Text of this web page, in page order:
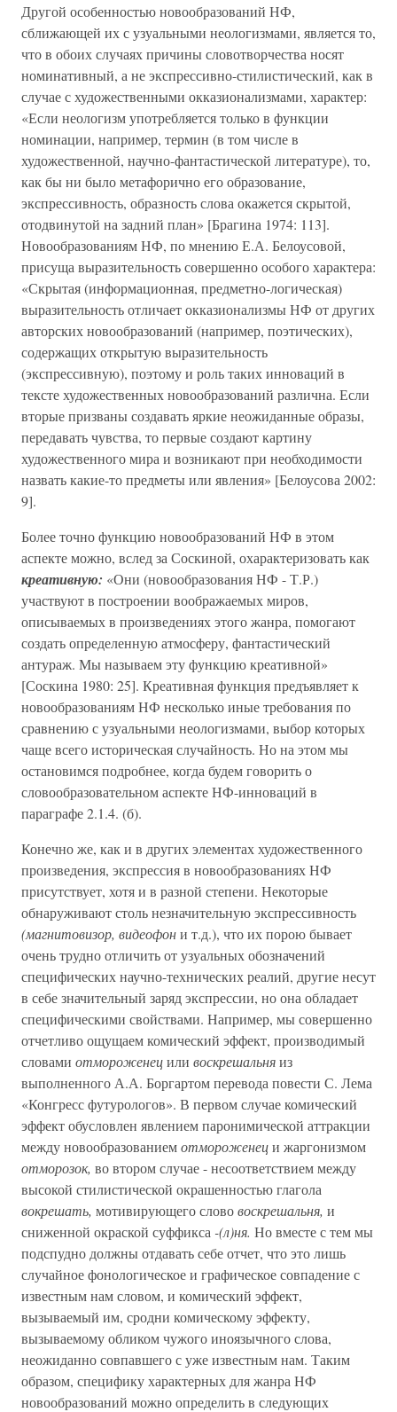
Другой особенностью новообразований НФ,
сближающей их с узуальными неологизмами, является то,
что в обоих случаях причины словотворчества носят
номинативный, а не экспрессивно-стилистический, как в
случае с художественными окказионализмами, характер:
«Если неологизм употребляется только в функции
номинации, например, термин (в том числе в
художественной, научно-фантастической литературе), то,
как бы ни было метафорично его образование,
экспрессивность, образность слова окажется скрытой,
отодвинутой на задний план» [Брагина 1974: 113].
Новообразованиям НФ, по мнению Е.А. Белоусовой,
присуща выразительность совершенно особого характера:
«Скрытая (информационная, предметно-логическая)
выразительность отличает окказионализмы НФ от других
авторских новообразований (например, поэтических),
содержащих открытую выразительность
(экспрессивную), поэтому и роль таких инноваций в
тексте художественных новообразований различна. Если
вторые призваны создавать яркие неожиданные образы,
передавать чувства, то первые создают картину
художественного мира и возникают при необходимости
назвать какие-то предметы или явления» [Белоусова 2002:
9].
Более точно функцию новообразований НФ в этом
аспекте можно, вслед за Соскиной, охарактеризовать как
креативную: «Они (новообразования НФ - Т.Р.)
участвуют в построении воображаемых миров,
описываемых в произведениях этого жанра, помогают
создать определенную атмосферу, фантастический
антураж. Мы называем эту функцию креативной»
[Соскина 1980: 25]. Креативная функция предъявляет к
новообразованиям НФ несколько иные требования по
сравнению с узуальными неологизмами, выбор которых
чаще всего историческая случайность. Но на этом мы
остановимся подробнее, когда будем говорить о
словообразовательном аспекте НФ-инноваций в
параграфе 2.1.4. (б).
Конечно же, как и в других элементах художественного
произведения, экспрессия в новообразованиях НФ
присутствует, хотя и в разной степени. Некоторые
обнаруживают столь незначительную экспрессивность
(магнитовизор, видеофони т.д.), что их порою бывает
очень трудно отличить от узуальных обозначений
специфических научно-технических реалий, другие несут
в себе значительный заряд экспрессии, но она обладает
специфическими свойствами. Например, мы совершенно
отчетливо ощущаем комический эффект, производимый
словами отмороженецили воскрешальняиз
выполненного А.А. Боргартом перевода повести С. Лема
«Конгресс футурологов». В первом случае комический
эффект обусловлен явлением паронимической аттракции
между новообразованиемотмороженеци жаргонизмом
отморозок, во втором случае - несоответствием между
высокой стилистической окрашенностью глагола
вокрешать, мотивирующего слововоскрешальня, и
сниженной окраской суффикса -(л)ня. Но вместе с тем мы
подспудно должны отдавать себе отчет, что это лишь
случайное фонологическое и графическое совпадение с
известным нам словом, и комический эффект,
вызываемый им, сродни комическому эффекту,
вызываемому обликом чужого иноязычного слова,
неожиданно совпавшего с уже известным нам. Таким
образом, специфику характерных для жанра НФ
новообразований можно определить в следующих